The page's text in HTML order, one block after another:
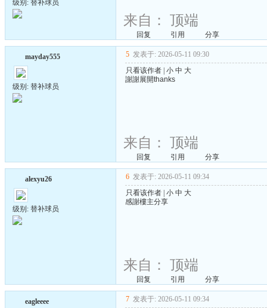
级别: 替补球员
来自： 顶端
回复 引用 分享
mayday555
级别: 替补球员
5 发表于: 2026-05-11 09:30
只看该作者 小 中 大
謝謝展開thanks
来自： 顶端
回复 引用 分享
alexyu26
级别: 替补球员
6 发表于: 2026-05-11 09:34
只看该作者 小 中 大
感謝樓主分享
来自： 顶端
回复 引用 分享
eagleeee 7 发表于: 2026-05-11 09:34